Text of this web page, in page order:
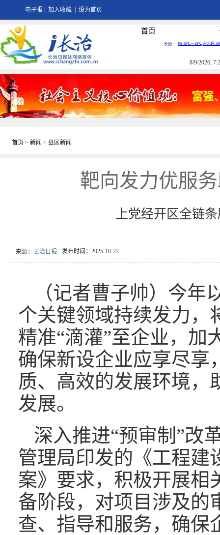
电子报 加入收藏 设为首页
首页
8/9/2026,
首页 > 新闻 > 县区新闻
靶向发力优服
上党经开区全链
来源： 长治日报 发布时间：2025-10-22
（记者曹子帅）今年
个关键领域持续发力，
精准“滴灌”至企业，加
确保新设企业应享尽享
质、高效的发展环境，
发展。
深入推进“预审制”改
管理局印发的《工程建
案》要求，积极开展相
备阶段，对项目涉及的
查、指导和服务，确保